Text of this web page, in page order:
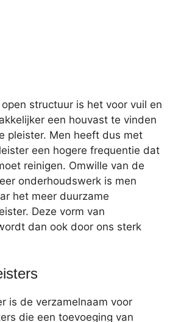
structuur is het voor vuil en
een houvast te vinden
pleister. Men heeft dus met
een hogere frequentie dat
reinigen. Omwille van de
onderhoudswerk is men
het meer duurzame
Deze vorm van
dan ook door ons sterk
is de verzamelnaam voor
die een toevoeging van